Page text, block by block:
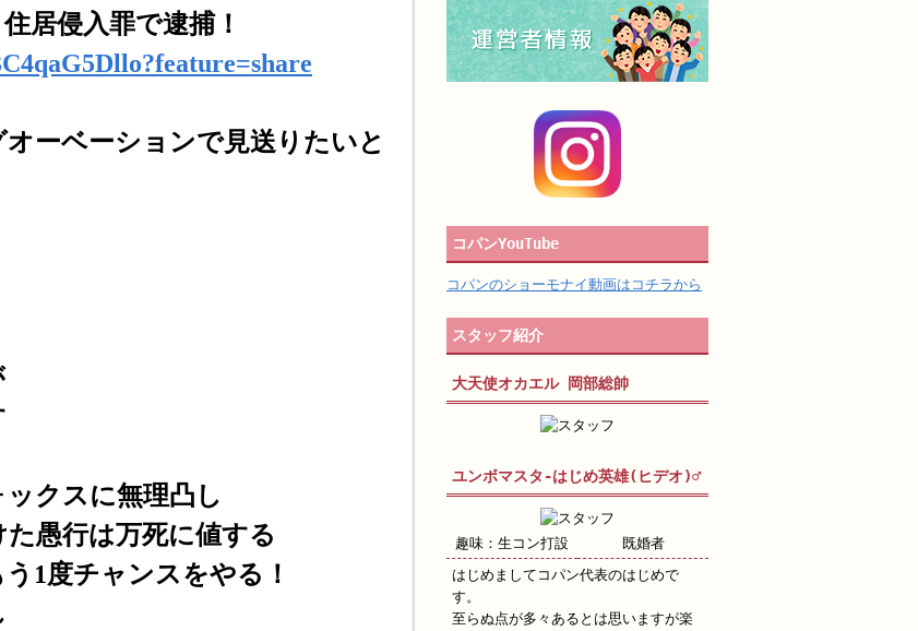
居侵入罪で逮捕！
ーベーションで見送りたいと
クスに無理凸し
愚行は万死に値する
1度チャンスをやる！
コパンYouTube
コパンのショーモナイ動画はコチラから
スタッフ紹介
大天使オカエル 岡部総帥
ユンボマスタ-はじめ英雄(ヒデオ)♂
趣味：生コン打設
既婚者
はじめましてコパン代表のはじめで
す。
至らぬ点が多々あるとは思いますが楽